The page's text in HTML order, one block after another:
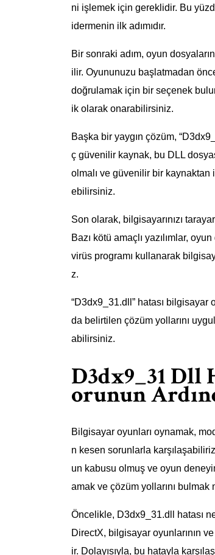
ni işlemek için gereklidir. Bu
idermenin ilk adımıdır.
Bir sonraki adım, oyun
ilir. Oyununuzu başlatmadan
doğrulamak için bir seçenek
ik olarak onarabilirsiniz.
Başka bir yaygın çözüm,
ç güvenilir kaynak, bu DLL
olmalı ve güvenilir bir kaynaktan
ebilirsiniz.
Son olarak, bilgisayarınızı
Bazı kötü amaçlı yazılımlar,
virüs programı kullanarak
z.
“D3dx9_31.dll” hatası bilgisayar
da belirtilen çözüm yollarını
abilirsiniz.
D3dx9_31 Dll
orunun
Bilgisayar oyunları oynamak,
n kesen sorunlarla
un kabusu olmuş ve oyun
amak ve çözüm yollarını bulmak
Öncelikle, D3dx9_31.dll hatası
DirectX, bilgisayar oyunlarının
ir. Dolayısıyla, bu hatayla